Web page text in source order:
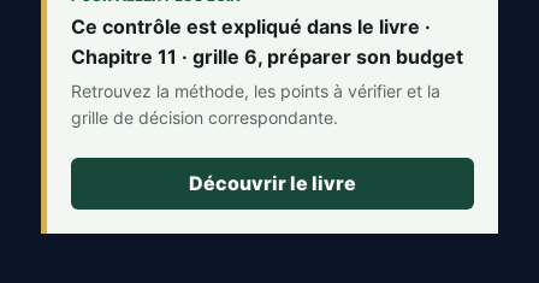
Ce contrôle est expliqué dans le livre ·
Chapitre 11 · grille 6, préparer son budget
Retrouvez la méthode, les points à vérifier et la
grille de décision correspondante.
Découvrir le livre